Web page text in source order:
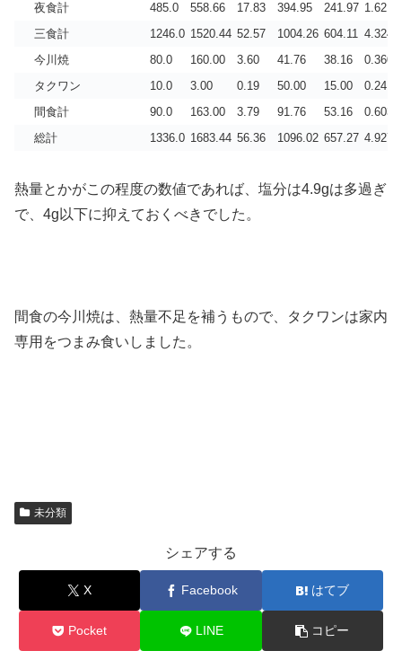
夜食計
485.0 558.66 17.83 394.95 241.97 1.621
三食計
1246.0 1520.44 52.57 1004.26 604.11 4.324
今川焼
80.0 160.00 3.60 41.76 38.16
0.360
タクワン
10.0 3.00 0.19 50.00 15.00
0.24
間食計
90.0 163.00 3.79 91.76 53.16
0.603
総計
1336.0 1683.44 56.36 1096.02 657.27 4.927
熱量とかがこの程度の数値であれば、塩分は4.9gは多過ぎ
で、4g以下に抑えておくべきでした。
間食の今川焼は、熱量不足を補うもので、タクワンは家内
専用をつまみ食いしました。
未分類
シェアする
X Facebook はてブ
Pocket LINE コピー